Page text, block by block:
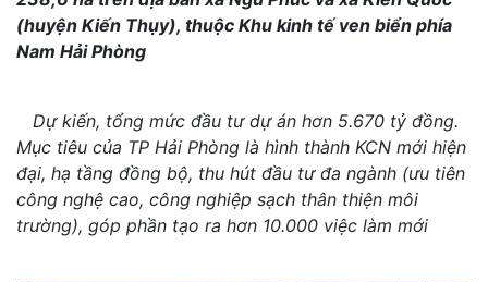
(huyện Kiến Thụy), thuộc Khu kinh tế ven biển phía
Nam Hải Phòng
Dự kiến, tổng mức đầu tư dự án hơn 5.670 tỷ đồng.
Mục tiêu của TP Hải Phòng là hình thành KCN mới hiện
đại, hạ tầng đồng bộ, thu hút đầu tư đa ngành (ưu tiên
công nghệ cao, công nghiệp sạch thân thiện môi
trường), góp phần tạo ra hơn 10.000 việc làm mới